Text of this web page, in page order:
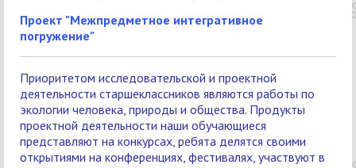
Проект "Межпредметное интегративное
погружение"
Приоритетом исследовательской и проектной
деятельности старшеклассников являются работы по
экологии человека, природы и общества. Продукты
проектной деятельности наши обучающиеся
представляют на конкурсах, ребята делятся своими
открытиями на конференциях, фестивалях, участвуют в